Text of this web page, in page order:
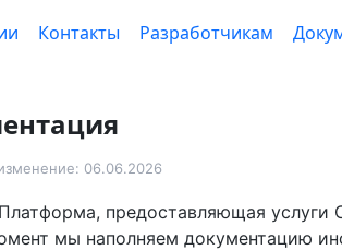
Контакты Разработчикам
06.06.2026
Платформа, предоставляющая
мы наполняем документацию